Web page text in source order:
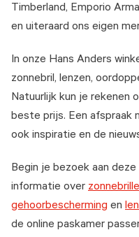
Timberland, Emporio
en uiteraard ons eigen
In onze Hans Anders
zonnebril, lenzen,
Natuurlijk kun je rekenen
beste prijs. Een afspraak
ook inspiratie en de
Begin je bezoek aan
informatie over
gehoorbescherming en
de online paskamer